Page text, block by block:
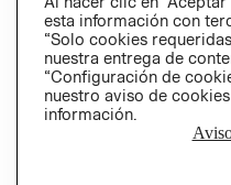
Perú (S/)
CAMBIAR REGIÓN
esta información con
“Solo cookies
nuestra entrega de
“Configuración de
nuestro aviso de
información.